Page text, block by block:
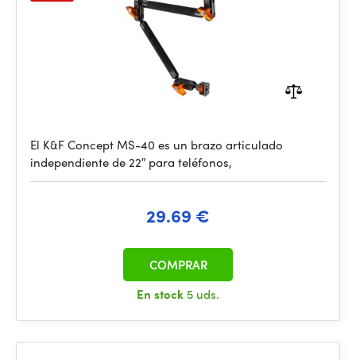
El K&F Concept MS-40 es un brazo articulado
independiente de 22″ para teléfonos,
29.69 €
En stock 5 uds.
COMPRAR